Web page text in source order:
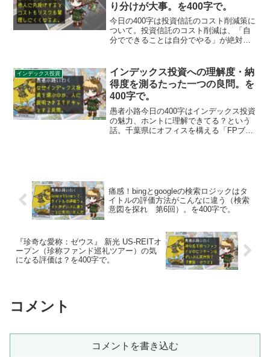
り分けが大事。を400字で。
今日の400字は投資信託のコスト削減策に
ついて。投資信託のコスト削減は、「自
分でできることは自分でやる」が絶対的
何？まとめてみました。コストを抑え、
リスクを管理するには他...
インデックス投資
インデックス投資への理解度・納
得度を測るたった一つの良問。を
400字で。
愚者小路今日の400字はインデックス投資
の魅力、ホントに理解できてる？という
話。千葉県にオフィスを構える「FPブレ
痛感！bingとgoogleの検索ロジックはタ
イトルの評価方法がこんなに違う（検索
意図を探れ 第6回）。を400字で。
『珍奇な愛称：ゼウス』 新光 US-REITオ
ープン（珍称ファンド巡礼ツアー）の気
になる評価は？を400字で。
コメント
コメントを書き込む